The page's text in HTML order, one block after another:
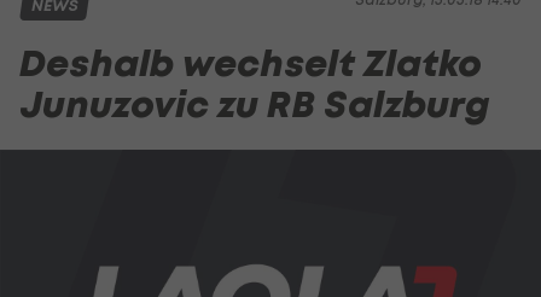
NEWS
Deshalb wechselt Zlatko
Junuzovic zu RB Salzburg